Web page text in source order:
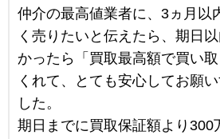
仲介の最高値業者に、3ヵ月以
く売りたいと伝えたら、期日
かったら「買取最高額で買い
くれて、とても安心してお願
した。
期日までに買取保証額より300